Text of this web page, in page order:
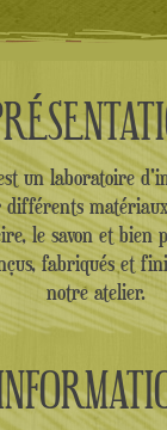
un laboratoire
le savon et bien
fabriqués et
notre atelier.